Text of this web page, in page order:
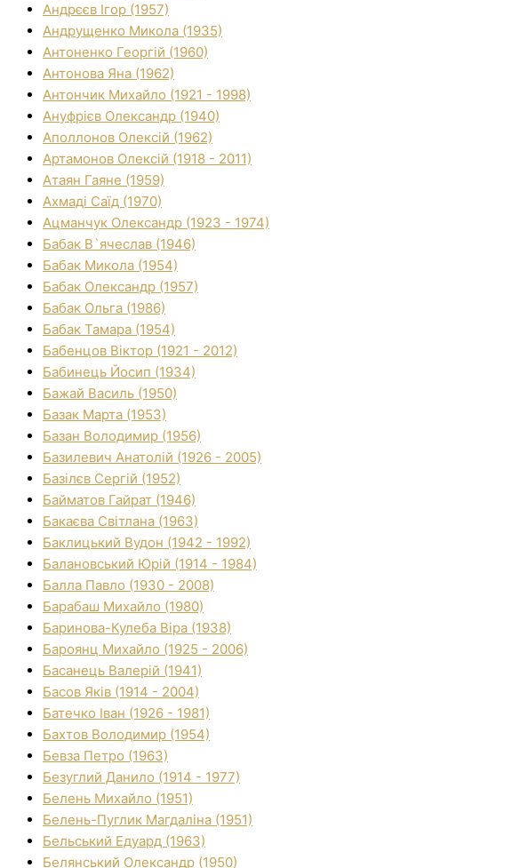
Андрєєв Ігор (1957)
Андрущенко Микола (1935)
Антоненко Георгій (1960)
Антонова Яна (1962)
Антончик Михайло (1921 - 1998)
Ануфрієв Олександр (1940)
Аполлонов Олексій (1962)
Артамонов Олексій (1918 - 2011)
Атаян Гаяне (1959)
Ахмаді Саїд (1970)
Ацманчук Олександр (1923 - 1974)
Бабак В`ячеслав (1946)
Бабак Микола (1954)
Бабак Олександр (1957)
Бабак Ольга (1986)
Бабак Тамара (1954)
Бабенцов Віктор (1921 - 2012)
Бабинець Йосип (1934)
Бажай Василь (1950)
Базак Марта (1953)
Базан Володимир (1956)
Базилевич Анатолій (1926 - 2005)
Базілєв Сергій (1952)
Байматов Гайрат (1946)
Бакаєва Світлана (1963)
Баклицький Вудон (1942 - 1992)
Балановський Юрій (1914 - 1984)
Балла Павло (1930 - 2008)
Барабаш Михайло (1980)
Баринова-Кулеба Віра (1938)
Бароянц Михайло (1925 - 2006)
Басанець Валерій (1941)
Басов Яків (1914 - 2004)
Батечко Іван (1926 - 1981)
Бахтов Володимир (1954)
Бевза Петро (1963)
Безуглий Данило (1914 - 1977)
Белень Михайло (1951)
Белень-Пуглик Магдаліна (1951)
Бельський Едуард (1963)
Белянський Олександр (1950)